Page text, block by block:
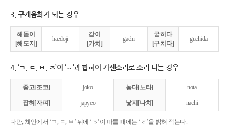
3. 구개음화가 되는 경우
해돋이
[해도지]
haedoji
같이
[가치]
gachi
굳히다
[구치다]
guchida
4. ‘ㄱ, ㄷ, ㅂ, ㅈ’이 ‘ㅎ’과 합하여 거센소리로 소리 나는 경우
좋고[조코] joko 놓다[노타] nota
잡혀[자펴] japyeo 낳지[나치] nachi
다만, 체언에서 ‘ㄱ, ㄷ, ㅂ’ 뒤에 ‘ㅎ’이 따를 때에는 ‘ㅎ’을 밝혀 적는다.